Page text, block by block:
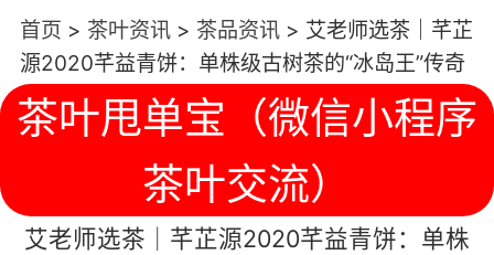
首页 > 茶叶资讯> 茶品资讯 > 艾老师选茶｜芊芷
源2020芊益青饼：单株级古树茶的“冰岛王”传奇
茶叶甩单宝（微信小程序
茶叶交流）
艾老师选茶｜芊芷源2020芊益青饼：单株